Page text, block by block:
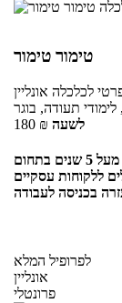
טימור טימור
לכלכלה אונליין
180 ₪ לשעה
בכניסה לעבודה
לפרופיל המלא
אונליין
פרונטלי